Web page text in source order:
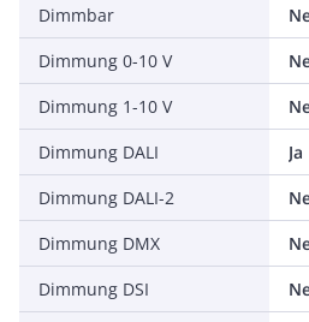
Dimmbar
Dimmung 0-10 V
Dimmung 1-10 V
Dimmung DALI
Ja
Dimmung DALI-2
Dimmung DMX
Dimmung DSI